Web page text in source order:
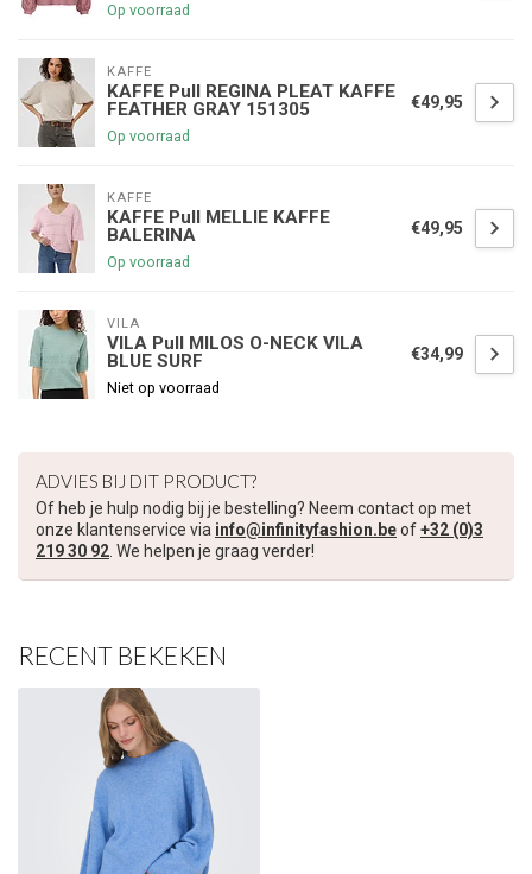
Op voorraad
KAFFE
KAFFE Pull REGINA PLEAT KAFFE
FEATHER GRAY 151305
Op voorraad
€49,95
KAFFE
KAFFE Pull MELLIE KAFFE
BALERINA
Op voorraad
€49,95
VILA
VILA Pull MILOS O-NECK VILA
BLUE SURF
Niet op voorraad
€34,99
ADVIES BIJ DIT PRODUCT?
Of heb je hulp nodig bij je bestelling? Neem contact op met
onze klantenservice via info@infinityfashion.beof+32 (0)3
219 30 92. We helpen je graag verder!
RECENT BEKEKEN